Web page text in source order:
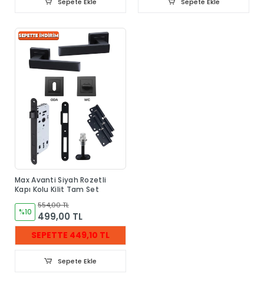
Max Avanti Siyah Rozetli
Kapı Kolu Kilit Tam Set
%10
554,00 TL
499,00 TL
SEPETTE 449,10 TL
Sepete Ekle